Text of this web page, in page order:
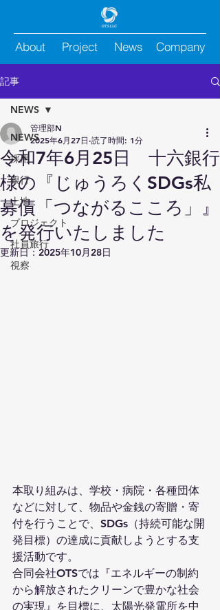
About Project News Company
記事
NEWS
採用
銀行
土地
プロジェクト
社員旅行
視察
NEWS
令和7年6月25日 十六銀行
様の『じゅうろくSDGs私
募債「つながるこころ」』
を発行いたしました
管理部N
2025年6月27日 読了時間: 1分
更新日：2025年10月28日
本取り組みは、学校・病院・各種団体
などに対して、物品や金銭の寄贈・寄
付を行うことで、SDGs（持続可能な開
発目標）の達成に貢献しようとする支
援活動です。
合同会社OTSでは『エネルギーの制約
から解放されたクリーンで豊かな社会
の実現』を目標に、太陽光発電所を中